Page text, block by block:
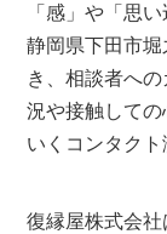
「感」や「思
静岡県下田市
き、相談者へ
況や接触して
いくコンタクト
復縁屋株式会